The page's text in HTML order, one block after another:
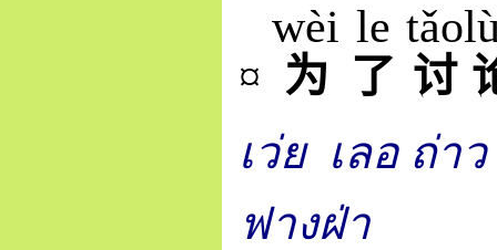
¤ 为
wèi
了
le
讨
tǎo
เว่ย เลอ ถ่า
ฟางฝ่า